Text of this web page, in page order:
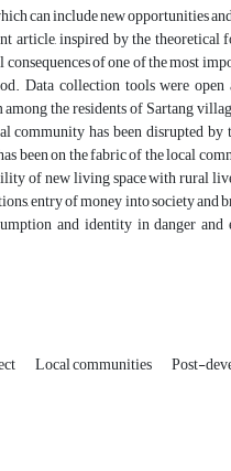
can include new opportunities
article, inspired by the
consequences of one of the most
Data collection tools were
the residents of Sartang
has been disrupted
been on the fabric of the local
of new living space with rural
entry of money into society and
and identity in danger
Local communities Post-